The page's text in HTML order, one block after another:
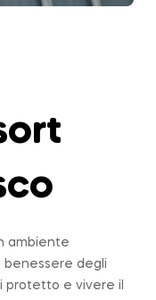
ambiente
benessere degli
protetto e vivere il